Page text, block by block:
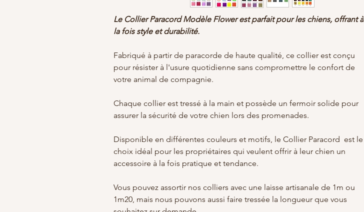
Le Collier Paracord Modèle Flower est parfait pour les chiens, offrant à
la fois style et durabilité.
Fabriqué à partir de paracorde de haute qualité, ce collier est conçu
pour résister à l'usure quotidienne sans compromettre le confort de
votre animal de compagnie.
Chaque collier est tressé à la main et possède un fermoir solide pour
assurer la sécurité de votre chien lors des promenades.
Disponible en différentes couleurs et motifs, le Collier Paracord est le
choix idéal pour les propriétaires qui veulent offrir à leur chien un
accessoire à la fois pratique et tendance.
Vous pouvez assortir nos colliers avec une laisse artisanale de 1m ou
1m20, mais nous pouvons aussi faire tressée la longueur que vous